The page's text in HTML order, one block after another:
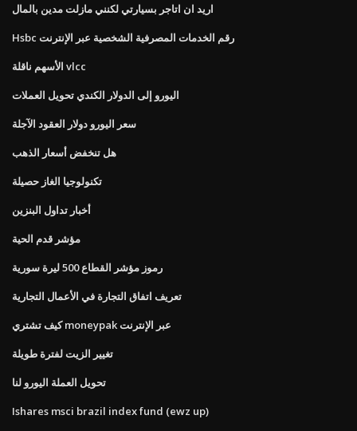
اريد ان اتاجر بسيارتي لكنني مازلت مدين بالمال
Hsbc رقم الخدمات المصرفية الشخصية عبر الإنترنت
الأسهم ناقلة vlcc
اليورو إلى الدولار الكندي تحويل العملات
سعر اليورو دولار العقود الآجلة
هل تنخفض أسعار الذهب
تكنولوجيا الغاز حصيلة
أخبار تداول البنزين
مؤشر قدم الحية
رموز مؤشر القطاع 500 ليرة سورية
تعريف اتفاق التجارة في الأعمال التجارية
كيف تشتري moneypak عبر الإنترنت
تغيير الزيت لفترة طويلة
تحويل العملة اليورو لنا
Ishares msci brazil index fund (ewz up)